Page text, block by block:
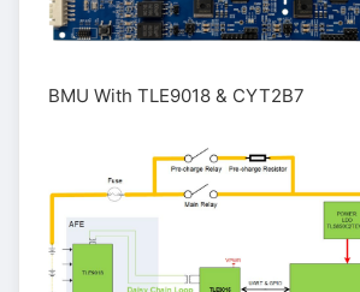
BMU With TLE9018 & CYT2B7